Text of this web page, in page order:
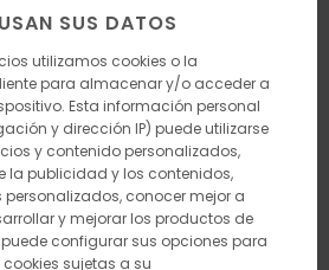
SUS DATOS
utilizamos cookies o la
para almacenar y/o acceder a
Esta información personal
y dirección IP) puede utilizarse
y contenido personalizados,
la publicidad y los contenidos,
conocer mejor a
y mejorar los productos de
configurar sus opciones para
sujetas a su